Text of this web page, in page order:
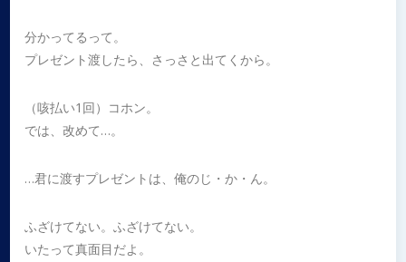
分かってるって。
プレゼント渡したら、さっさと出てくから。
（咳払い1回）コホン。
では、改めて…。
…君に渡すプレゼントは、俺のじ・か・ん。
ふざけてない。ふざけてない。
いたって真面目だよ。